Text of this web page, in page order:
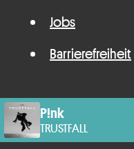
Jobs
Barrierefreiheit
P!nk
TRUSTFALL